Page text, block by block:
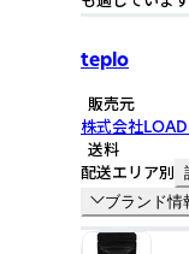
teplo
販売元
株式会社
送料
配送エリア別
ブランド情